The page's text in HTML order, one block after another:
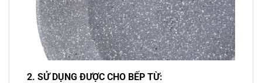
2. SỬ DỤNG ĐƯỢC CHO BẾP TỪ: